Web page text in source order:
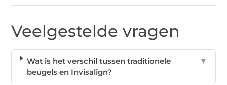
Veelgestelde vragen
Wat is het verschil tussen traditionele
beugels en Invisalign?
▼